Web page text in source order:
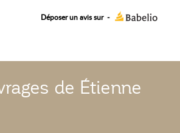
Déposer un avis sur -
de Étienne